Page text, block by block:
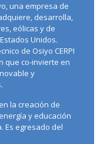
una empresa de
desarrolla,
eólicas y de
Unidos.
de Osiyo CERPI
que co-invierte en
y
la creación de
y educación
Es egresado del